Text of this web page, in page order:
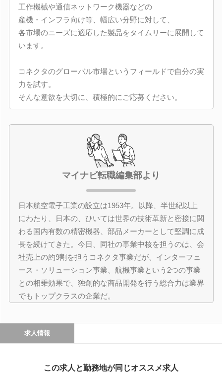
工作機械や通信ネットワーク機器などの
産機・インフラ向け等、幅広い分野に対して、
各市場のニーズに適応した製品をタイムリーに展開して
います。
コネクタのグローバル市場というフィールドで自分の実
力を試す。
そんな意欲を大切に、積極的にご応募ください。
マイナビ転職編集部より
日本航空電子工業の設立は1953年。以降、半世紀以上
にわたり、日本の、ひいては世界の技術革新と密接に関
わる国内有数の精密機器、部品メーカーとして堅調に成
長を続けてきた。今日、同社の事業中核を担うのは、会
社売上の約9割を担うコネクタ事業だが、インターフェ
ース・ソリューション事業、航機事業という2つの事業
との相乗効果で、独創的な商品開発を行う総合力は業界
でもトップクラスの企業だ。
求人情報
この求人と勤務地が同じオススメ求人